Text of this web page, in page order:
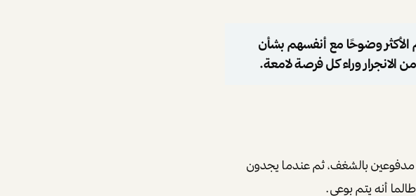
وضوحًا مع أنفسهم بشأن
الانجرار وراء كل فرصة لامعة.
مدفوعين بالشغف، ثم عندما يجدون
أنه يتم بوعي.